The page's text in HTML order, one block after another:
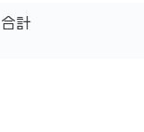
合計